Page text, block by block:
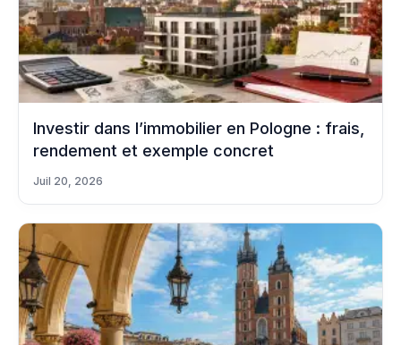
Investir dans l’immobilier en Pologne : frais,
rendement et exemple concret
Juil 20, 2026